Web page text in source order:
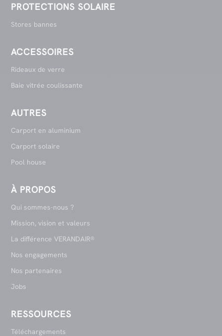
PROTECTIONS SOLAIRE
Stores bannes
ACCESSOIRES
Rideaux de verre
Baie vitrée coulissante
AUTRES
Carport en aluminium
Carport solaire
Pool house
À PROPOS
Qui sommes-nous ?
Mission, vision et valeurs
La différence VERANDAIR®
Nos engagements
Nos partenaires
Jobs
RESSOURCES
Téléchargements